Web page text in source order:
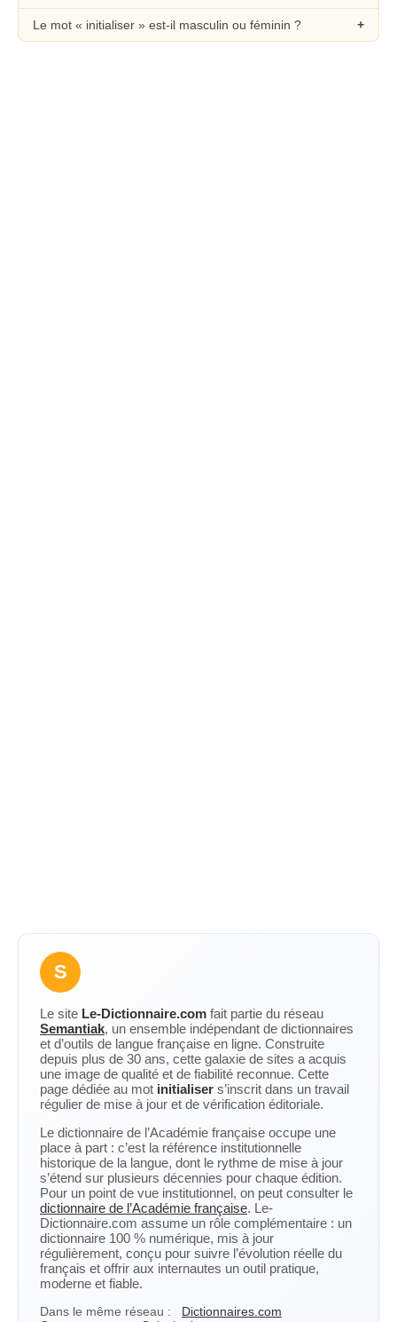
Le mot « initialiser » est-il masculin ou féminin ?
S
Le site Le-Dictionnaire.com fait partie du réseau
Semantiak, un ensemble indépendant de dictionnaires
et d’outils de langue française en ligne. Construite
depuis plus de 30 ans, cette galaxie de sites a acquis
une image de qualité et de fiabilité reconnue. Cette
page dédiée au mot initialiser s’inscrit dans un travail
régulier de mise à jour et de vérification éditoriale.
Le dictionnaire de l’Académie française occupe une
place à part : c’est la référence institutionnelle
historique de la langue, dont le rythme de mise à jour
s’étend sur plusieurs décennies pour chaque édition.
Pour un point de vue institutionnel, on peut consulter le
dictionnaire de l’Académie française. Le-
Dictionnaire.com assume un rôle complémentaire : un
dictionnaire 100 % numérique, mis à jour
régulièrement, conçu pour suivre l’évolution réelle du
français et offrir aux internautes un outil pratique,
moderne et fiable.
Dans le même réseau :
Dictionnaires.com